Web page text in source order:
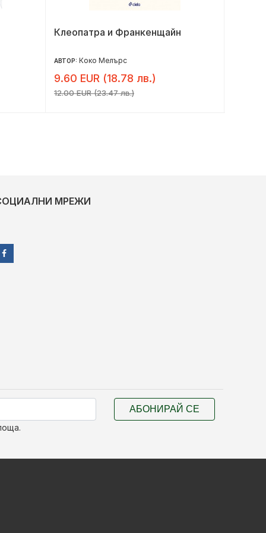
Клеопатра и Франкенщайн
АВТОР: Коко Мелърс
9.60 EUR (18.78 лв.)
12.00 EUR (23.47 лв.)
МРЕЖИ
АБОНИРАЙ СЕ